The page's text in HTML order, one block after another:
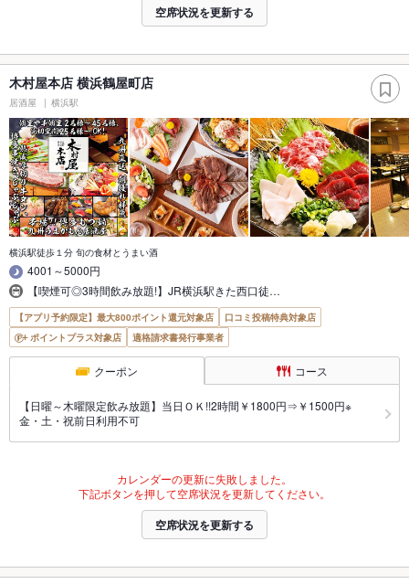
空席状況を更新する
木村屋本店 横浜鶴屋町店
居酒屋 横浜駅
横浜駅徒歩１分 旬の食材とうまい酒
4001～5000円
【喫煙可◎3時間飲み放題!】JR横浜駅きた西口徒…
【アプリ予約限定】最大800ポイント還元対象店
口コミ投稿特典対象店
ポイントプラス対象店
適格請求書発行事業者
クーポン コース
【日曜～木曜限定飲み放題】当日ＯＫ!!2時間￥1800円⇒￥1500円※
金・土・祝前日利用不可
カレンダーの更新に失敗しました。
下記ボタンを押して空席状況を更新してください。
空席状況を更新する